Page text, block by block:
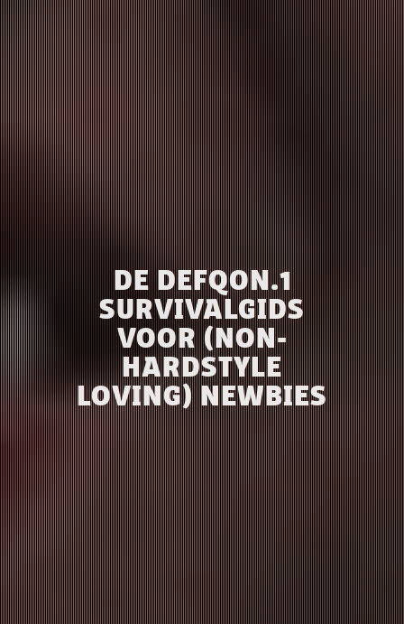
DE DEFQON.1
SURVIVALGIDS
VOOR (NON-
HARDSTYLE
LOVING) NEWBIES